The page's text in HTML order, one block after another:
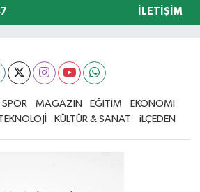
İLETIŞIM
SPOR MAGAZİN EĞİTİM
EKONOMİ
KÜLTÜR & SANAT iLÇEDEN